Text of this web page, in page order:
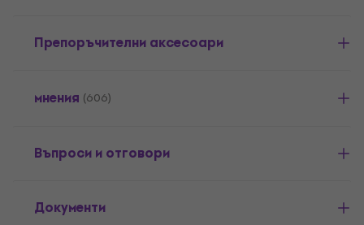
Препоръчителни аксесоари
мнения (606)
Въпроси и отговори
Документи